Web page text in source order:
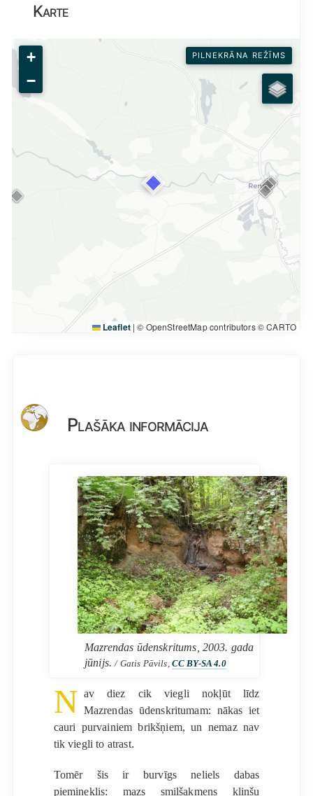
Karte
PILNEKRĀNA REŽĪMS
+
−
Leaflet | © OpenStreetMap contributors © CARTO
Plašāka informācija
Mazrendas ūdenskritums, 2003. gada
jūnijs./ Gatis Pāvils, CC BY-SA 4.0
N av diez cik viegli nokļūt līdz
Mazrendas ūdenskritumam: nākas iet
cauri purvainiem brikšņiem, un nemaz nav
tik viegli to atrast.
Tomēr šis ir burvīgs neliels dabas
piemineklis: mazs smilšakmens klinšu